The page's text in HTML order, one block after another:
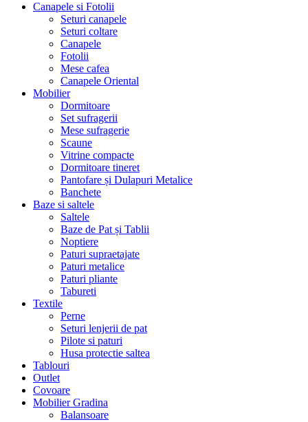
Canapele si Fotolii
Seturi canapele
Seturi coltare
Canapele
Fotolii
Mese cafea
Canapele Oriental
Mobilier
Dormitoare
Set sufragerii
Mese sufragerie
Scaune
Vitrine compacte
Dormitoare tineret
Pantofare și Dulapuri Metalice
Banchete
Baze si saltele
Saltele
Baze de Pat și Tablii
Noptiere
Paturi supraetajate
Paturi metalice
Paturi pliante
Tabureti
Textile
Perne
Seturi lenjerii de pat
Pilote si paturi
Husa protectie saltea
Tablouri
Outlet
Covoare
Mobilier Gradina
Balansoare